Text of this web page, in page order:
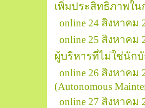
เพิ่มประสิทธิภาพใน
online 24 สิงหาค
online 25 สิงหาคม
ผู้บริหารที่ไม่ใช่นัก
online 26 สิงหาคม
(Autonomous
online 27 สิงหาคม